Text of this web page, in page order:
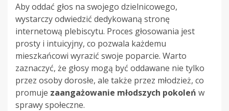
Aby oddać głos na swojego dzielnicowego,
wystarczy odwiedzić dedykowaną stronę
internetową plebiscytu. Proces głosowania jest
prosty i intuicyjny, co pozwala każdemu
mieszkańcowi wyrazić swoje poparcie. Warto
zaznaczyć, że głosy mogą być oddawane nie tylko
przez osoby dorosłe, ale także przez młodzież, co
promuje zaangażowanie młodszych pokoleń w
sprawy społeczne.